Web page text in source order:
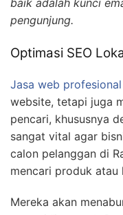
baik adalah kunci
pengunjung.
Optimasi SEO
Jasa web profesional
website, tetapi juga
pencari, khususnya
sangat vital agar
calon pelanggan di
mencari produk atau
Mereka akan